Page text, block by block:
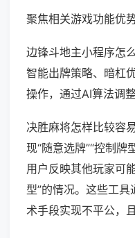
聚焦相关游戏功能优
边锋斗地主小程序怎
智能出牌策略、暗杠
操作，通过AI算法调
决胜麻将怎样比较容
现“随意选牌”“控制牌
用户反映其他玩家可
型”的情况。这些工
术手段实现不平公，且